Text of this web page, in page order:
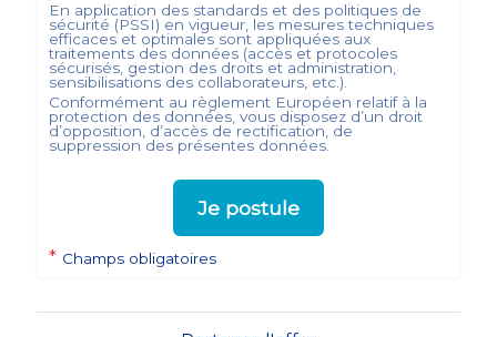
En application des standards et des politiques de
sécurité (PSSI) en vigueur, les mesures techniques
efficaces et optimales sont appliquées aux
traitements des données (accès et protocoles
sécurisés, gestion des droits et administration,
sensibilisations des collaborateurs, etc.).
Conformément au règlement Européen relatif à la
protection des données, vous disposez d’un droit
d’opposition, d’accès de rectification, de
suppression des présentes données.
Je postule
* Champs obligatoires